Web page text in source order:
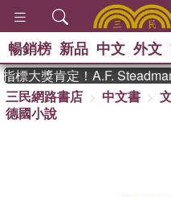
暢銷榜 新品 中文 外文
大獎肯定！A.F.
三民網路書店
中文書
德國小說